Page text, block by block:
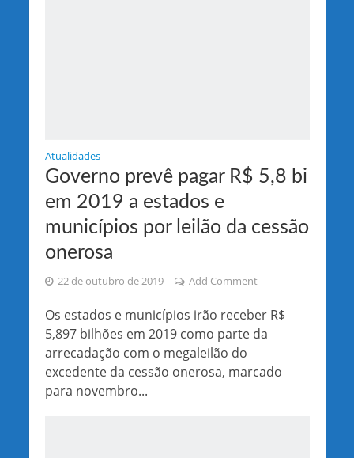
Atualidades
Governo prevê pagar R$ 5,8 bi
em 2019 a estados e
municípios por leilão da cessão
onerosa
22 de outubro de 2019 Add Comment
Os estados e municípios irão receber R$
5,897 bilhões em 2019 como parte da
arrecadação com o megaleilão do
excedente da cessão onerosa, marcado
para novembro...